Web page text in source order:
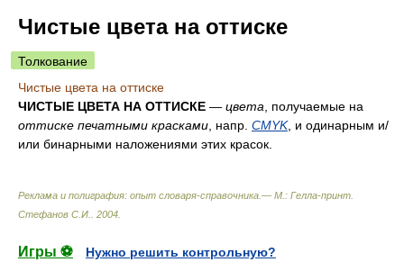
Чистые цвета на оттиске
Толкование
Чистые цвета на оттиске
ЧИСТЫЕ ЦВЕТА НА ОТТИСКЕ — цвета , получаемые на
оттиске печатными красками , напр. CMYK, и одинарным и/
или бинарными наложениями этих красок.
Реклама и полиграфия: опыт словаря-справочника.— М.: Гелла-принт
Стефанов С.И.
2004
Игры ⚽
Нужно решить контрольную?